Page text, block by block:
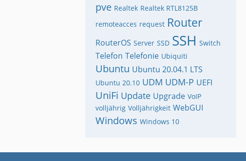
pve Realtek Realtek RTL8125B
remoteacces request Router
RouterOS Server SSD SSH Switch
Telefon Telefonie Ubiquiti
Ubuntu Ubuntu 20.04.1 LTS
Ubuntu 20.10 UDM UDM-P UEFI
UniFi Update Upgrade VoIP
volljährig Volljährigkeit WebGUI
Windows Windows 10